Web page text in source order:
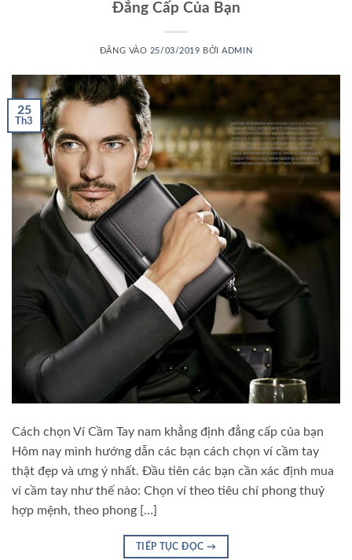
Đẳng Cấp Của Bạn
ĐĂNG VÀO 25/03/2019 BỞIADMIN
25
Th3
Cách chọn Ví Cầm Tay nam khẳng định đẳng cấp của bạn
Hôm nay mình hướng dẫn các bạn cách chọn ví cầm tay
thật đẹp và ưng ý nhất. Đầu tiên các bạn cần xác định mua
ví cầm tay như thế nào: Chọn ví theo tiêu chí phong thuỷ
hợp mệnh, theo phong […]
TIẾP TỤC ĐỌC →